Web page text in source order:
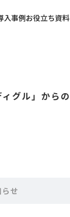
入事例お役立ち資料
グル」からの
せ